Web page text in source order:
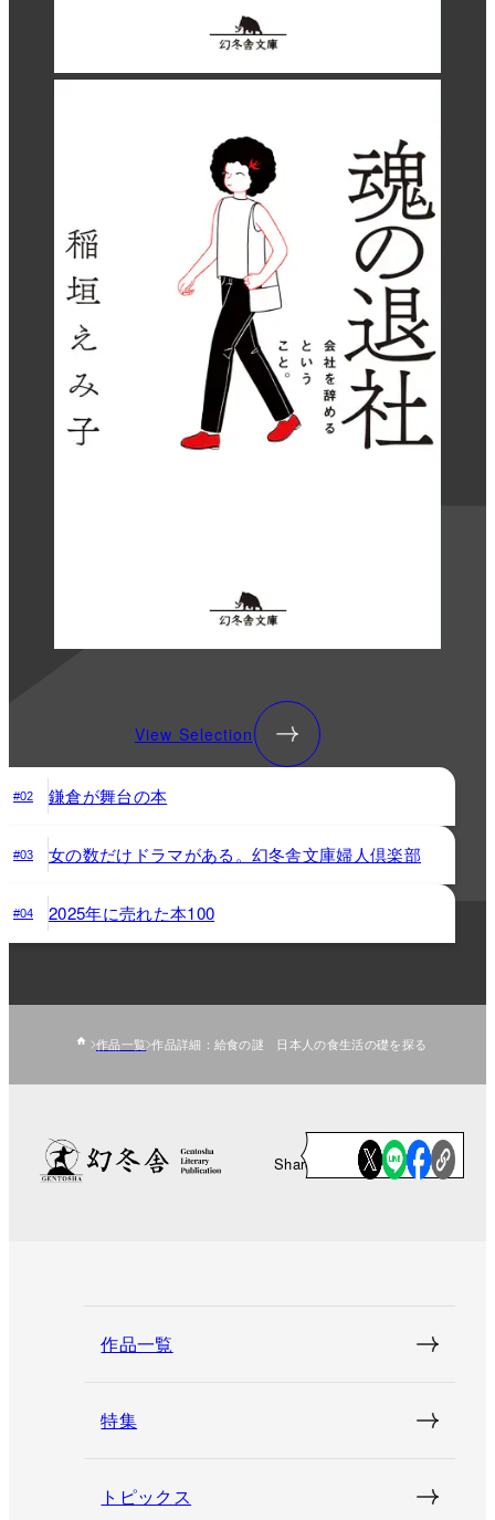
View Selection
#02 鎌倉が舞台の本
#03 女の数だけドラマがある。幻冬舎文庫婦人倶楽部
#04 2025年に売れた本100
作品一覧 作品詳細：給食の謎 日本人の食生活の礎を探る
Share
作品一覧
特集
トピックス